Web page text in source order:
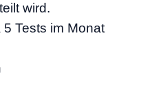
wird.
Tests im Monat